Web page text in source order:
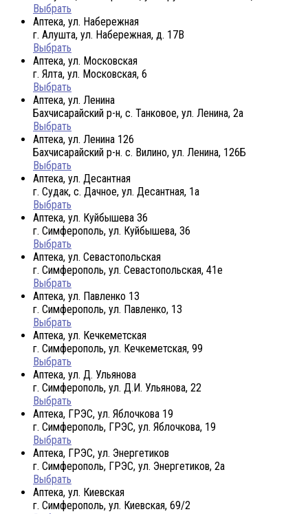
Выбрать
Аптека, ул. Набережная
г. Алушта, ул. Набережная, д. 17В
Выбрать
Аптека, ул. Московская
г. Ялта, ул. Московская, 6
Выбрать
Аптека, ул. Ленина
Бахчисарайский р-н, с. Танковое, ул. Ленина, 2а
Выбрать
Аптека, ул. Ленина 126
Бахчисарайский р-н. с. Вилино, ул. Ленина, 126Б
Выбрать
Аптека, ул. Десантная
г. Судак, с. Дачное, ул. Десантная, 1а
Выбрать
Аптека, ул. Куйбышева 36
г. Симферополь, ул. Куйбышева, 36
Выбрать
Аптека, ул. Севастопольская
г. Симферополь, ул. Севастопольская, 41е
Выбрать
Аптека, ул. Павленко 13
г. Симферополь, ул. Павленко, 13
Выбрать
Аптека, ул. Кечкеметская
г. Симферополь, ул. Кечкеметская, 99
Выбрать
Аптека, ул. Д. Ульянова
г. Симферополь, ул. Д.И. Ульянова, 22
Выбрать
Аптека, ГРЭС, ул. Яблочкова 19
г. Симферополь, ГРЭС, ул. Яблочкова, 19
Выбрать
Аптека, ГРЭС, ул. Энергетиков
г. Симферополь, ГРЭС, ул. Энергетиков, 2а
Выбрать
Аптека, ул. Киевская
г. Симферополь, ул. Киевская, 69/2